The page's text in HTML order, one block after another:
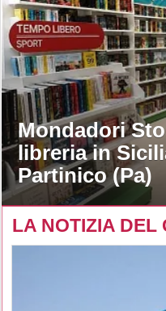
Mondadori
libreria in
Partinico (Pa)
LA NOTIZIA DEL